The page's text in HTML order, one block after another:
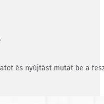
és nyújtást mutat be a